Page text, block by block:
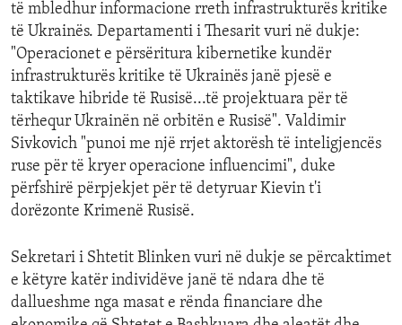
të mbledhur informacione rreth infrastrukturës kritike
të Ukrainës. Departamenti i Thesarit vuri në dukje:
"Operacionet e përsëritura kibernetike kundër
infrastrukturës kritike të Ukrainës janë pjesë e
taktikave hibride të Rusisë...të projektuara për të
tërhequr Ukrainën në orbitën e Rusisë". Valdimir
Sivkovich "punoi me një rrjet aktorësh të inteligjencës
ruse për të kryer operacione influencimi", duke
përfshirë përpjekjet për të detyruar Kievin t'i
dorëzonte Krimenë Rusisë.
Sekretari i Shtetit Blinken vuri në dukje se përcaktimet
e këtyre katër individëve janë të ndara dhe të
dallueshme nga masat e rënda financiare dhe